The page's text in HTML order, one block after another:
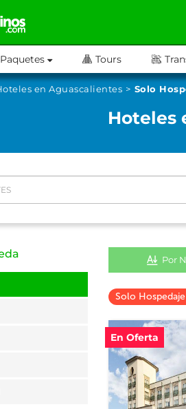
Paquetes Tours
en Aguascalientes Solo
Hoteles
Por
Solo Hospedaje
En Oferta